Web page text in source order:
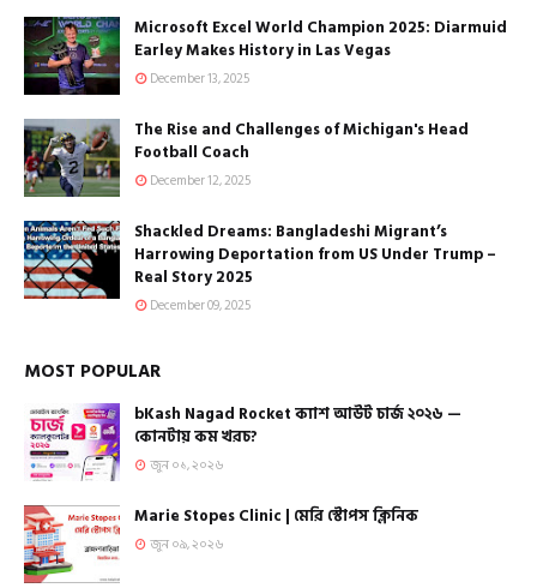
Microsoft Excel World Champion 2025: Diarmuid
Earley Makes History in Las Vegas
December 13, 2025
The Rise and Challenges of Michigan's Head
Football Coach
December 12, 2025
Shackled Dreams: Bangladeshi Migrant’s
Harrowing Deportation from US Under Trump –
Real Story 2025
December 09, 2025
MOST POPULAR
bKash Nagad Rocket ক্যাশ আউট চার্জ ২০২৬ —
কোনটায় কম খরচ?
জুন ০১, ২০২৬
Marie Stopes Clinic | মেরি স্টোপস ক্লিনিক
জুন ০৯, ২০২৬